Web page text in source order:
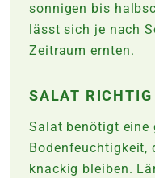
sonnigen bis
lässt sich je nach
Zeitraum ernten.
SALAT RICHTIG
Salat benötigt eine
Bodenfeuchtigkeit,
knackig bleiben.